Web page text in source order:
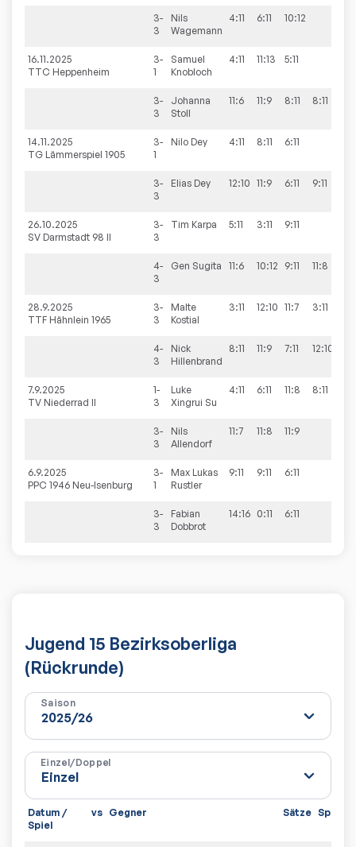
3-
3
Nils
Wagemann
4:11 6:11 10:12
16.11.2025
TTC Heppenheim
3-
1
Samuel
Knobloch
4:11 11:13 5:11
3-
3
Johanna
Stoll
11:6 11:9 8:11 8:11
14.11.2025
TG Lämmerspiel 1905
3-
1
Nilo Dey 4:11 8:11 6:11
3-
3
Elias Dey 12:10 11:9 6:11 9:11
26.10.2025
SV Darmstadt 98 II
3-
3
Tim Karpa 5:11 3:11 9:11
4-
3
Gen Sugita 11:6 10:12 9:11 11:8
28.9.2025
TTF Hähnlein 1965
3-
3
Malte
Kostial
3:11 12:10 11:7 3:11
4-
3
Nick
Hillenbrand
8:11 11:9 7:11 12:10
7.9.2025
TV Niederrad II
1-
3
Luke
Xingrui Su
4:11 6:11 11:8 8:11
3-
3
Nils
Allendorf
11:7 11:8 11:9
6.9.2025
PPC 1946 Neu-Isenburg
3-
1
Max Lukas
Rustler
9:11 9:11 6:11
3-
3
Fabian
Dobbrot
14:16 0:11 6:11
Jugend 15 Bezirksoberliga
(Rückrunde)
Saison
Einzel/Doppel
Datum /
Spiel
vs Gegner Sätze Spiele